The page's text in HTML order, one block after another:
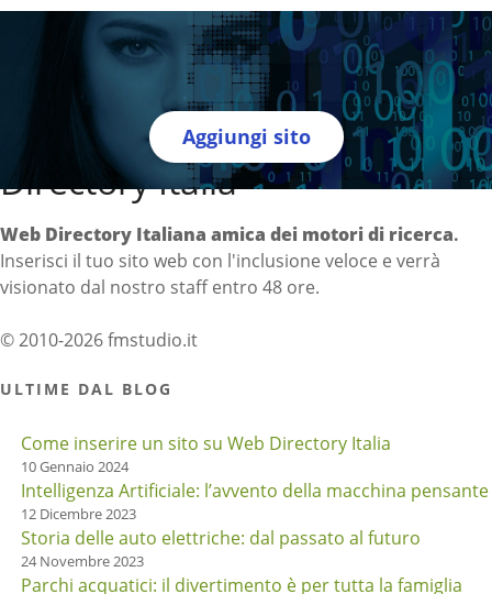
Aggiungi sito
Directory Italia
Web Directory Italiana amica dei motori di ricerca.
Inserisci il tuo sito web con l'inclusione veloce e verrà
visionato dal nostro staff entro 48 ore.
© 2010-2026 fmstudio.it
ULTIME DAL BLOG
Come inserire un sito su Web Directory Italia
10 Gennaio 2024
Intelligenza Artificiale: l’avvento della macchina pensante
12 Dicembre 2023
Storia delle auto elettriche: dal passato al futuro
24 Novembre 2023
Parchi acquatici: il divertimento è per tutta la famiglia